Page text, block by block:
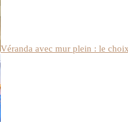
Véranda avec mur plein : le